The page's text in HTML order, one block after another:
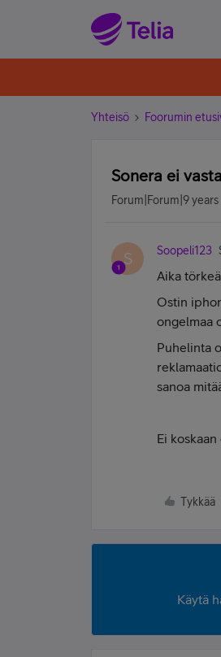
Yhteisö Foorumin
Sonera ei
Forum|Forum|9 years
S Soopeli123
Aika
Ostin
ongelmaa
Puhelinta
sanoa
Ei koskaan
Tykkää
Käytä